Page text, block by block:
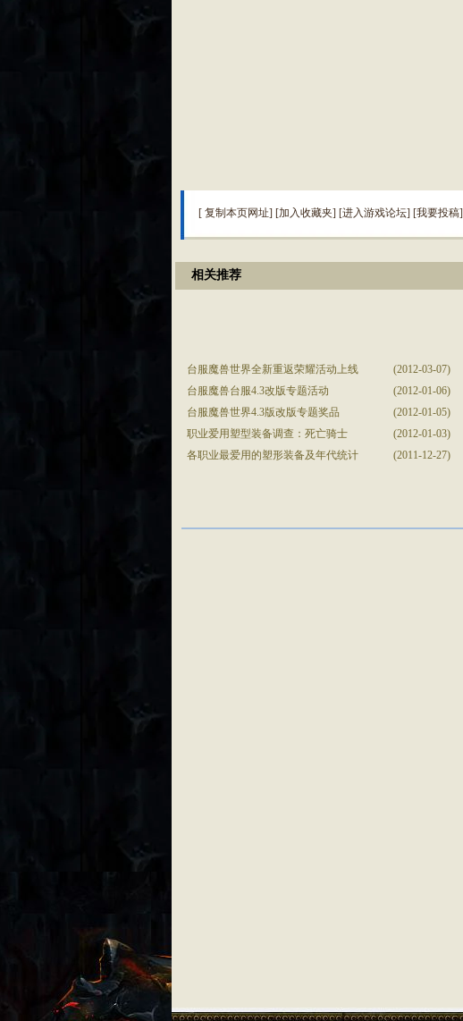
[复制本页网址] [加入收藏夹] [进入游戏论坛] [我要投稿]
相关推荐
台服魔兽世界全新重返荣耀活动上线
(2012-03-07)
台服魔兽台服4.3改版专题活动
(2012-01-06)
台服魔兽世界4.3版改版专题奖品
(2012-01-05)
职业爱用塑型装备调查：死亡骑士
(2012-01-03)
各职业最爱用的塑形装备及年代统计
(2011-12-27)